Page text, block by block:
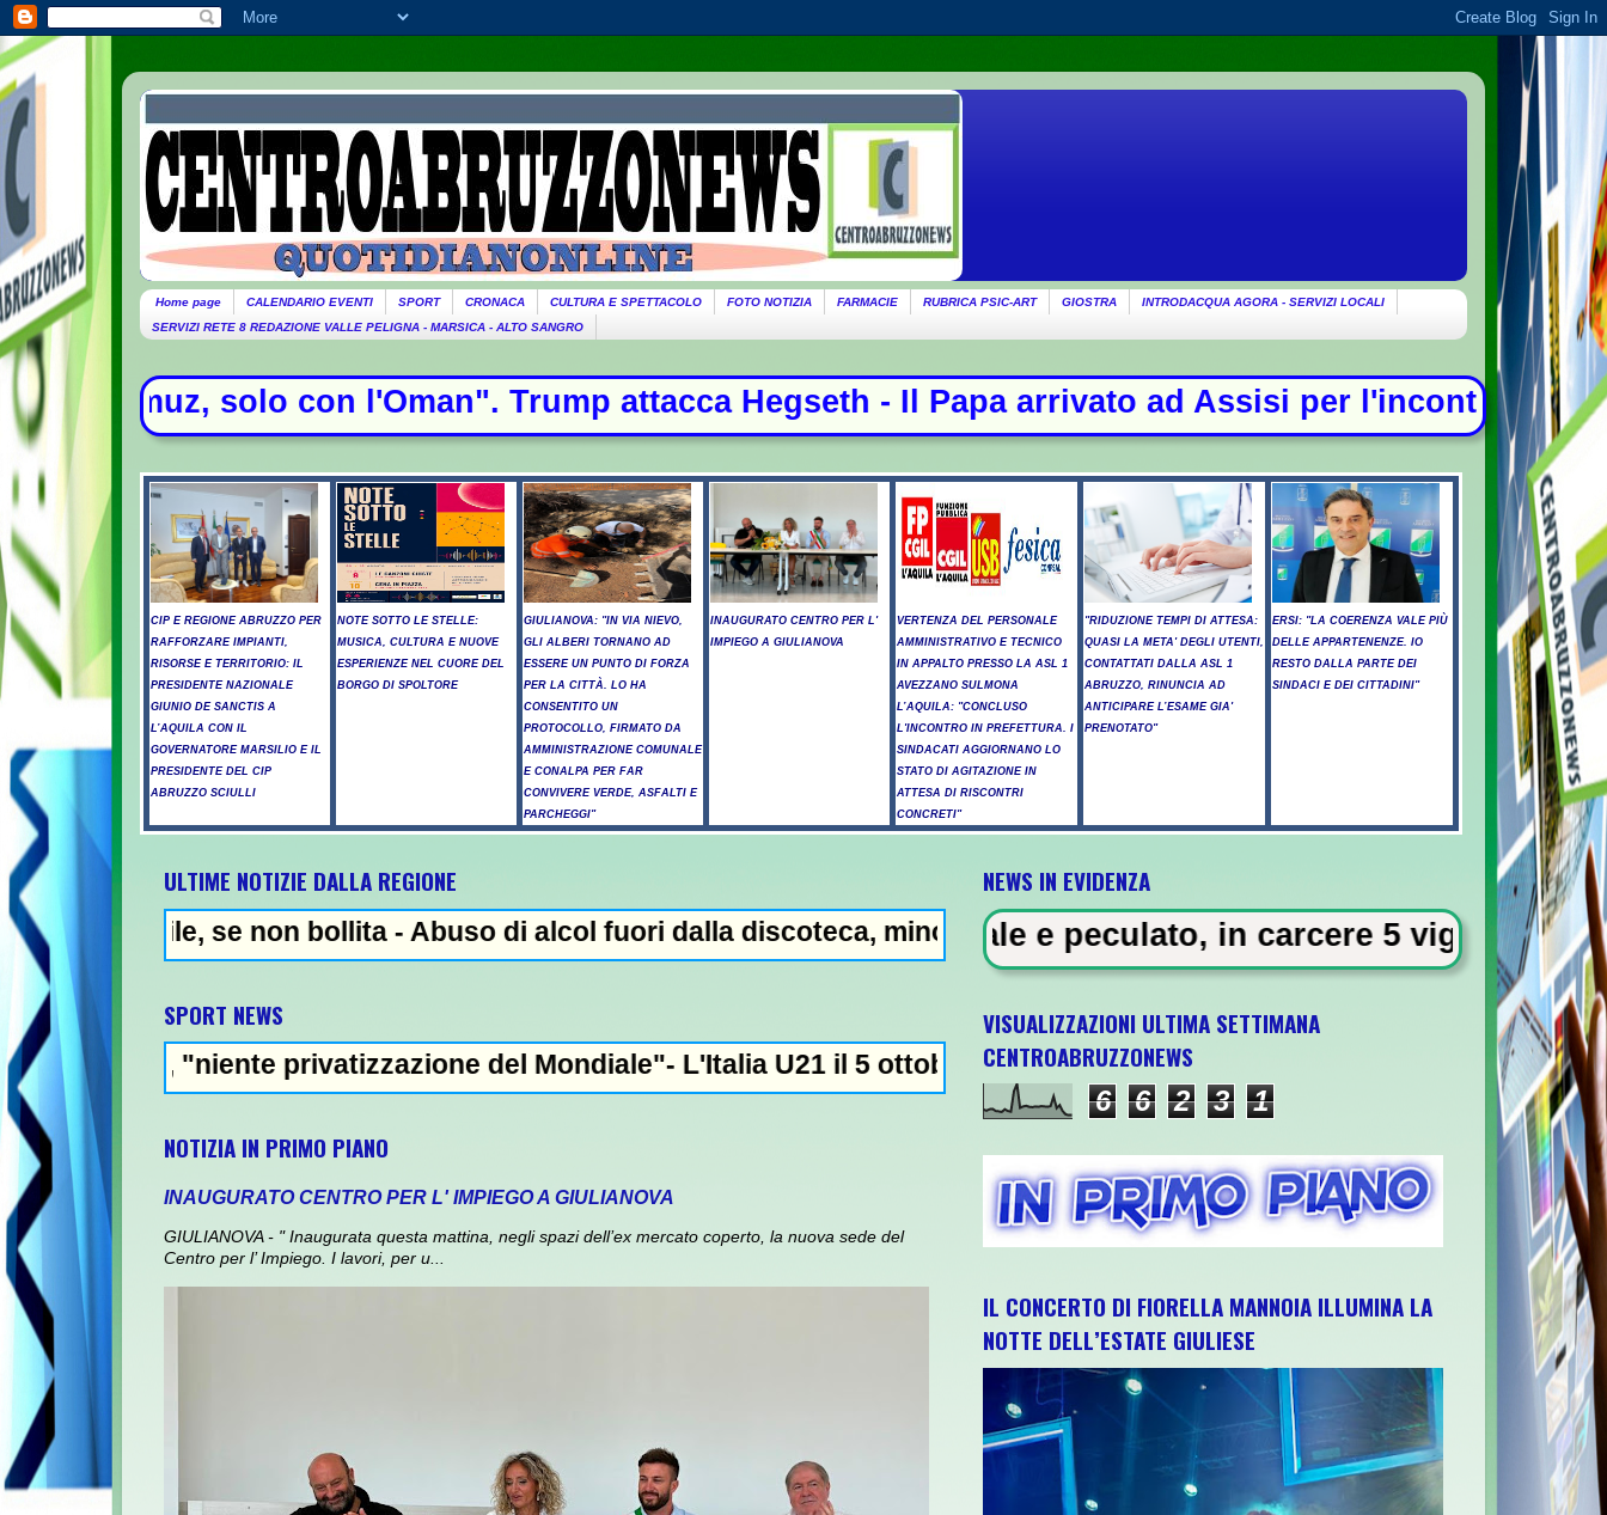
Home page CALENDARIO EVENTI SPORT CRONACA CULTURA E SPETTACOLO FOTO NOTIZIA FARMACIE RUBRICA PSIC-ART GIOSTRA
INTRODACQUA AGORA - SERVIZI LOCALI
SERVIZI RETE 8 REDAZIONE VALLE PELIGNA - MARSICA - ALTO SANGRO
Trump attacca Hegseth - Il Papa arrivato ad Assisi per l'incontro con i giovani - La Camera
CIP E REGIONE ABRUZZO PER
RAFFORZARE IMPIANTI,
RISORSE E TERRITORIO: IL
PRESIDENTE NAZIONALE
GIUNIO DE SANCTIS A
L’AQUILA CON IL
GOVERNATORE MARSILIO E IL
PRESIDENTE DEL CIP
ABRUZZO SCIULLI
NOTE SOTTO LE STELLE:
MUSICA, CULTURA E NUOVE
ESPERIENZE NEL CUORE DEL
BORGO DI SPOLTORE
GIULIANOVA: "IN VIA NIEVO,
GLI ALBERI TORNANO AD
ESSERE UN PUNTO DI FORZA
PER LA CITTÀ. LO HA
CONSENTITO UN
PROTOCOLLO, FIRMATO DA
AMMINISTRAZIONE COMUNALE
E CONALPA PER FAR
CONVIVERE VERDE, ASFALTI E
PARCHEGGI"
INAUGURATO CENTRO PER L'
IMPIEGO A GIULIANOVA
VERTENZA DEL PERSONALE
AMMINISTRATIVO E TECNICO
IN APPALTO PRESSO LA ASL 1
AVEZZANO SULMONA
L’AQUILA: "CONCLUSO
L'INCONTRO IN PREFETTURA. I
SINDACATI AGGIORNANO LO
STATO DI AGITAZIONE IN
ATTESA DI RISCONTRI
CONCRETI"
"RIDUZIONE TEMPI DI ATTESA:
QUASI LA META' DEGLI UTENTI,
CONTATTATI DALLA ASL 1
ABRUZZO, RINUNCIA AD
ANTICIPARE L’ESAME GIA'
PRENOTATO"
ERSI: "LA COERENZA VALE PIÙ
DELLE APPARTENENZE. IO
RESTO DALLA PARTE DEI
SINDACI E DEI CITTADINI"
ULTIME NOTIZIE DALLA REGIONE
- Abuso di alcol fuori dalla discoteca, minorenni intossicati a Pescara - Il vento riaccende il rogo nell'Aquilano,
SPORT NEWS
del Mondiale"- L'Italia U21 il 5 ottobre a Pescara l'ultima gara di qualificazione a Euro '27 -
NOTIZIA IN PRIMO PIANO
INAUGURATO CENTRO PER L' IMPIEGO A GIULIANOVA
GIULIANOVA - " Inaugurata questa mattina, negli spazi dell’ex mercato coperto, la nuova sede del
Centro per l’ Impiego. I lavori, per u...
NEWS IN EVIDENZA
NEWS IN EVIDENZA - Arresto illegale e peculato, in carcere 5 vigili urbani a Milano
VISUALIZZAZIONI ULTIMA SETTIMANA
CENTROABRUZZONEWS
6 6 2 3 1
IL CONCERTO DI FIORELLA MANNOIA ILLUMINA LA
NOTTE DELL’ESTATE GIULIESE